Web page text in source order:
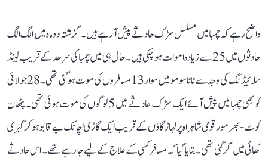
واضح رہے کہ چمبا میں مسلسل سڑک حادثے پیش آ رہے ہیں۔ گزشتہ دو ماہ میں الگ الگ
حادثوں میں 25 سے زیادہ اموات ہو چکی ہیں۔ حال ہی میں چمبا کی سرحد کے قریب لینڈ
سلائیڈنگ کی وجہ سے ٹاٹا سومو میں سوار 13 مسافروں کی موت ہو گئی تھی۔ 28جولائی
کو بھی چمبا میں پیش آئے ایک سڑک حادثے میں 5 لوگوں کی موت ہوئی تھی۔ پٹھان
کوٹ-بھرمور قومی شاہراہ پر لہاڑ گاؤں کے قریب ایک گاڑی اچانک بے قابو ہو کر گہری
کھائی میں گر گئی تھی۔ بتایا گیا کہ مسافر کسی کے علاج کے لیے جا رہے تھے۔ اس حادثے